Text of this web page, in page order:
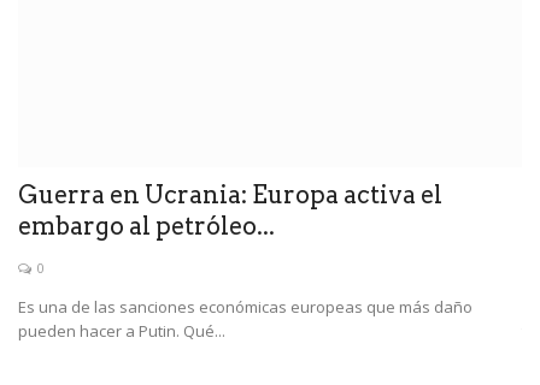
Guerra en Ucrania: Europa activa el
embargo al petróleo...
0
Es una de las sanciones económicas europeas que más daño
pueden hacer a Putin. Qué...